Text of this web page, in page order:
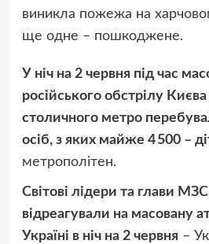
виникла пожежа на
ще одне – пошкоджене.
У ніч на 2 червня під час
російського обстрілу Києва
столичного метро
осіб, з яких майже 4 500 –
метрополітен.
Світові лідери та глави
відреагували на масовану
Україні в ніч на 2 червня –